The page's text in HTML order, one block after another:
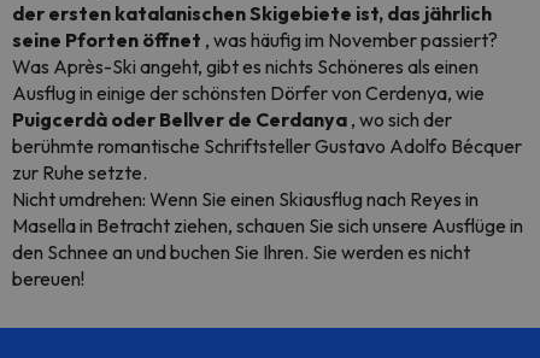
der ersten katalanischen Skigebiete ist, das jährlich
seine Pforten öffnet , was häufig im November passiert?
Was Après-Ski angeht, gibt es nichts Schöneres als einen
Ausflug in einige der schönsten Dörfer von Cerdenya, wie
Puigcerdà oder Bellver de Cerdanya , wo sich der
berühmte romantische Schriftsteller Gustavo Adolfo Bécquer
zur Ruhe setzte.
Nicht umdrehen: Wenn Sie einen Skiausflug nach Reyes in
Masella in Betracht ziehen, schauen Sie sich unsere Ausflüge in
den Schnee an und buchen Sie Ihren. Sie werden es nicht
bereuen!